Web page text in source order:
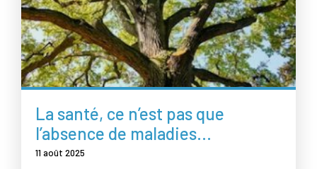
La santé, ce n’est pas que
l’absence de maladies…
11 août 2025